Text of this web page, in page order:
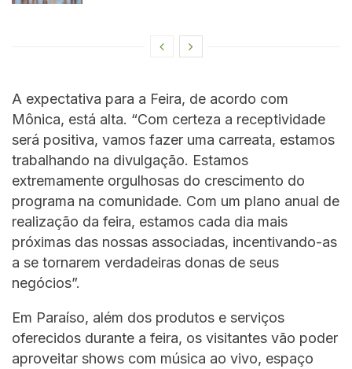
A expectativa para a Feira, de acordo com
Mônica, está alta. “Com certeza a receptividade
será positiva, vamos fazer uma carreata, estamos
trabalhando na divulgação. Estamos
extremamente orgulhosas do crescimento do
programa na comunidade. Com um plano anual de
realização da feira, estamos cada dia mais
próximas das nossas associadas, incentivando-as
a se tornarem verdadeiras donas de seus
negócios”.
Em Paraíso, além dos produtos e serviços
oferecidos durante a feira, os visitantes vão poder
aproveitar shows com música ao vivo, espaço